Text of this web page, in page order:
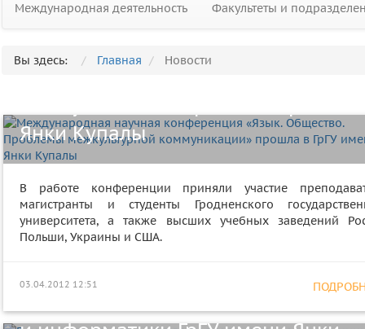
Международная деятельность Факультеты и
Вы здесь: Главная Новости
Международная научная
конференция «Язык. Общество.
Янки Купалы
В работе конференции приняли участие
магистранты и студенты Гродненского
университета, а также высших учебных заведений
Польши, Украины и США.
03.04.2012 12:51
В конкурсе малых грантов по
поддержке социальных инициатив
волонтерских групп победил
волонтерского студенческого